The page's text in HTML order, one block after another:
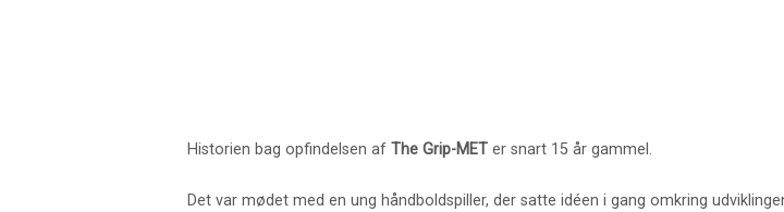
Historien bag opfindelsen af The Grip-MET er snart 15 år gammel.
Det var mødet med en ung håndboldspiller, der satte idéen i gang omkring